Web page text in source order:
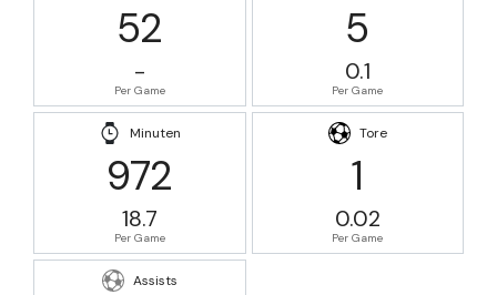
52
-
Per Game
5
0.1
Per Game
Minuten
972
18.7
Per Game
Tore
1
0.02
Per Game
Assists